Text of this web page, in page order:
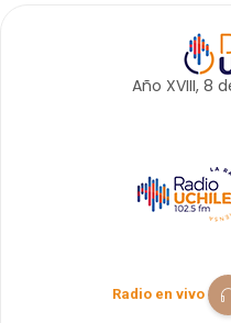
Año XVIII, 8
Radio en vivo